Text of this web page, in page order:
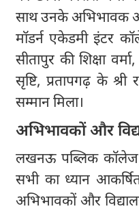
साथ उनके अभिभावक और
मॉडर्न एकेडमी इंटर
सीतापुर की शिक्षा
सृष्टि, प्रतापगढ़ के
सम्मान मिला।
अभिभावकों और
लखनऊ पब्लिक कॉलेज,
सभी का ध्यान
अभिभावकों और